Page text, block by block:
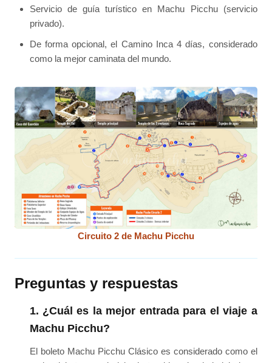
Servicio de guía turístico en Machu Picchu (servicio
privado).
De forma opcional, el Camino Inca 4 días, considerado
como la mejor caminata del mundo.
Circuito 2 de Machu Picchu
Preguntas y respuestas
1. ¿Cuál es la mejor entrada para el viaje a
Machu Picchu?
El boleto Machu Picchu Clásico es considerado como el